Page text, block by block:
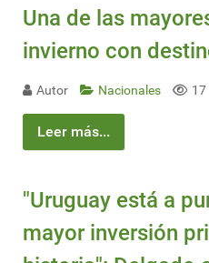
Una de las
invierno con
Autor Nacionales 17
Leer más...
"Uruguay está a
mayor inversión